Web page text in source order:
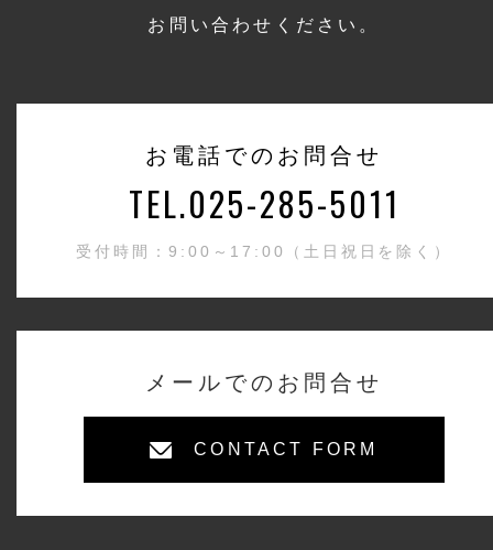
お問い合わせください。
お電話でのお問合せ
TEL.025-285-5011
受付時間：9:00～17:00（土日祝日を除く）
メールでのお問合せ
CONTACT FORM